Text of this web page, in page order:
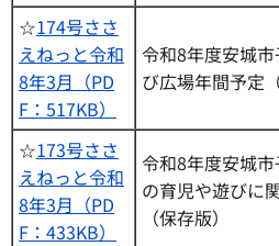
☆174号ささ
えねっと令和
8年3月（PD
F：517KB）
令和8年度安城
び広場年間予定
☆173号ささ
えねっと令和
8年3月（PD
F：433KB）
令和8年度安城
の育児や遊びに
（保存版）